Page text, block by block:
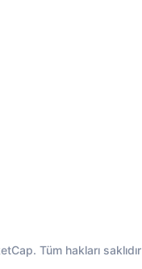
Tüm hakları saklıdır